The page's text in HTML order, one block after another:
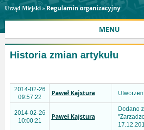
Urząd Miejski» Regulamin organizacyjny
MENU
Historia zmian artykułu
2014-02-26
09:57:22
Paweł Kajstura
2014-02-26
10:00:21
Paweł Kajstura
Dodano